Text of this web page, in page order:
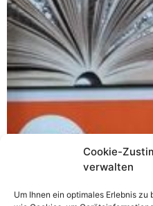
Cookie-
verwalten
Um Ihnen ein optimales Erlebnis